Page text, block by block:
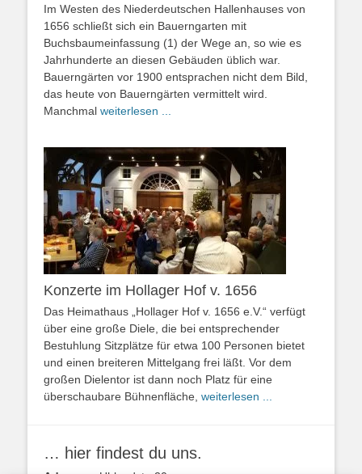
Im Westen des Niederdeutschen Hallenhauses von
1656 schließt sich ein Bauerngarten mit
Buchsbaumeinfassung (1) der Wege an, so wie es
Jahrhunderte an diesen Gebäuden üblich war.
Bauerngärten vor 1900 entsprachen nicht dem Bild,
das heute von Bauerngärten vermittelt wird.
Manchmal weiterlesen ...
Konzerte im Hollager Hof v. 1656
Das Heimathaus „Hollager Hof v. 1656 e.V.“ verfügt
über eine große Diele, die bei entsprechender
Bestuhlung Sitzplätze für etwa 100 Personen bietet
und einen breiteren Mittelgang frei läßt. Vor dem
großen Dielentor ist dann noch Platz für eine
überschaubare Bühnenfläche, weiterlesen ...
… hier findest du uns.